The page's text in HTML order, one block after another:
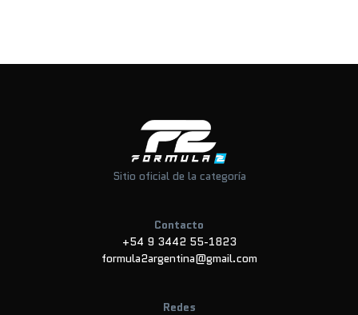
Sitio oficial de la categoría
Contacto
+54 9 3442 55-1823
formula2argentina@gmail.com
Redes